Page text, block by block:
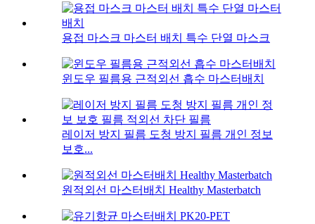
용접 마스크 마스터 배치 특수 단열 마스크
윈도우 필름용 근적외선 흡수 마스터배치
레이저 방지 필름 도청 방지 필름 개인 정보
보호...
원적외선 마스터배치 Healthy Masterbatch